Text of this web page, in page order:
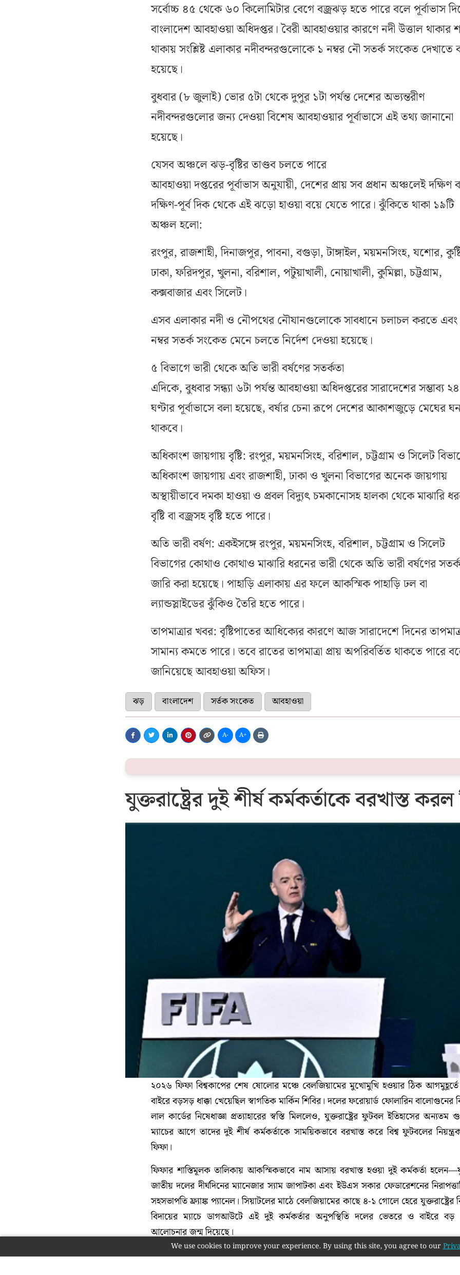
সর্বোচ্চ ৪৫ থেকে ৬০ কিলোমিটার বেগে বজ্রঝড় হতে পারে বলে পূর্বাভাস
বাংলাদেশ আবহাওয়া অধিদপ্তর। বৈরী আবহাওয়ার কারণে নদী উত্তাল থাকার
থাকায় সংশ্লিষ্ট এলাকার নদীবন্দরগুলোকে ১ নম্বর নৌ সতর্ক সংকেত দেখাতে
হয়েছে।
বুধবার (৮ জুলাই) ভোর ৫টা থেকে দুপুর ১টা পর্যন্ত দেশের অভ্যন্তরীণ
নদীবন্দরগুলোর জন্য দেওয়া বিশেষ আবহাওয়ার পূর্বাভাসে এই তথ্য জানানো
হয়েছে।
যেসব অঞ্চলে ঝড়-বৃষ্টির তাণ্ডব চলতে পারে
আবহাওয়া দপ্তরের পূর্বাভাস অনুযায়ী, দেশের প্রায় সব প্রধান অঞ্চলেই দক্ষিণ
দক্ষিণ-পূর্ব দিক থেকে এই ঝড়ো হাওয়া বয়ে যেতে পারে। ঝুঁকিতে থাকা ১৯টি
অঞ্চল হলো:
রংপুর, রাজশাহী, দিনাজপুর, পাবনা, বগুড়া, টাঙ্গাইল, ময়মনসিংহ, যশোর,
ঢাকা, ফরিদপুর, খুলনা, বরিশাল, পটুয়াখালী, নোয়াখালী, কুমিল্লা, চট্টগ্রাম,
কক্সবাজার এবং সিলেট।
এসব এলাকার নদী ও নৌপথের নৌযানগুলোকে সাবধানে চলাচল করতে
নম্বর সতর্ক সংকেত মেনে চলতে নির্দেশ দেওয়া হয়েছে।
৫ বিভাগে ভারী থেকে অতি ভারী বর্ষণের সতর্কতা
এদিকে, বুধবার সন্ধ্যা ৬টা পর্যন্ত আবহাওয়া অধিদপ্তরের সারাদেশের সম্ভাব্য ২৪
ঘণ্টার পূর্বাভাসে বলা হয়েছে, বর্ষার চেনা রূপে দেশের আকাশজুড়ে মেঘের
থাকবে।
অধিকাংশ জায়গায় বৃষ্টি: রংপুর, ময়মনসিংহ, বরিশাল, চট্টগ্রাম ও সিলেট
অধিকাংশ জায়গায় এবং রাজশাহী, ঢাকা ও খুলনা বিভাগের অনেক জায়গায়
অস্থায়ীভাবে দমকা হাওয়া ও প্রবল বিদ্যুৎ চমকানোসহ হালকা থেকে মাঝারি
বৃষ্টি বা বজ্রসহ বৃষ্টি হতে পারে।
অতি ভারী বর্ষণ: একইসঙ্গে রংপুর, ময়মনসিংহ, বরিশাল, চট্টগ্রাম ও সিলেট
বিভাগের কোথাও কোথাও মাঝারি ধরনের ভারী থেকে অতি ভারী বর্ষণের
জারি করা হয়েছে। পাহাড়ি এলাকায় এর ফলে আকস্মিক পাহাড়ি ঢল বা
ল্যান্ডস্লাইডের ঝুঁকিও তৈরি হতে পারে।
তাপমাত্রার খবর: বৃষ্টিপাতের আধিক্যের কারণে আজ সারাদেশে দিনের
সামান্য কমতে পারে। তবে রাতের তাপমাত্রা প্রায় অপরিবর্তিত থাকতে পারে
জানিয়েছে আবহাওয়া অফিস।
ঝড় বাংলাদেশ সর্তক সংকেত আবহাওয়া
A- A+
যুক্তরাষ্ট্রের দুই শীর্ষ কর্মকর্তাকে বরখাস্ত
২০২৬ ফিফা বিশ্বকাপের শেষ ষোলোর মঞ্চে বেলজিয়ামের মুখোমুখি হওয়ার ঠিক আগমুহূর্তে
বাইরে বড়সড় ধাক্কা খেয়েছিল স্বাগতিক মার্কিন শিবির। দলের ফরোয়ার্ড ফোলারিন বালোগুনের
লাল কার্ডের নিষেধাজ্ঞা প্রত্যাহারের স্বস্তি মিললেও, যুক্তরাষ্ট্রের ফুটবল ইতিহাসের অন্যতম
ম্যাচের আগে তাদের দুই শীর্ষ কর্মকর্তাকে সাময়িকভাবে বরখাস্ত করে বিশ্ব ফুটবলের
ফিফা।
ফিফার শাস্তিমূলক তালিকায় আকস্মিকভাবে নাম আসায় বরখাস্ত হওয়া দুই কর্মকর্তা
জাতীয় দলের দীর্ঘদিনের ম্যানেজার স্যাম জাপাটকা এবং ইউএস সকার ফেডারেশনের
সহসভাপতি ফ্র্যাঙ্ক প্যানেল। সিয়াটলের মাঠে বেলজিয়ামের কাছে ৪-১ গোলে হেরে যুক্তরাষ্ট্রের
বিদায়ের ম্যাচে ডাগআউটে এই দুই কর্মকর্তার অনুপস্থিতি দলের ভেতরে ও বাইরে বড়
আলোচনার জন্ম দিয়েছে।
বরখাস্তের পেছনের কারণ ও বালোগুন বিতর্ক
We use cookies to improve your experience. By using this site, you agree to our